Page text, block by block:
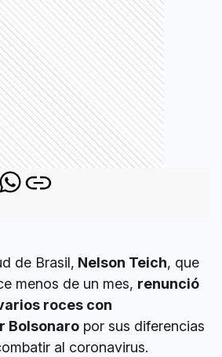
de Brasil, Nelson Teich, que
menos de un mes, renunció
roces con
Bolsonaro por sus diferencias
al coronavirus.